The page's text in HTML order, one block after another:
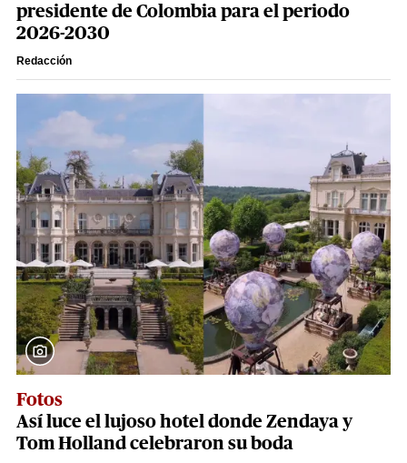
presidente de Colombia para el periodo
2026-2030
Redacción
Fotos
Así luce el lujoso hotel donde Zendaya y
Tom Holland celebraron su boda